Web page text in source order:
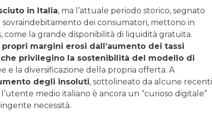
in Italia, ma l’attuale periodo storico, segnato
dei consumatori, mettono in
come la grande disponibilità di liquidità gratuita.
margini erosi dall’aumento dei tassi
privilegino la sostenibilità del modello di
e la diversificazione della propria offerta. A
degli insoluti, sottolineato da alcune recenti
medio italiano è ancora un “curioso digitale”
necessità.